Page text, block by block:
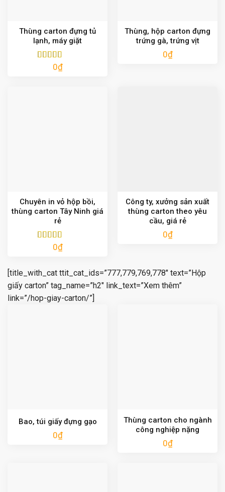
Thùng carton đựng tủ
lạnh, máy giặt
Được xếp
0₫
Thùng, hộp carton đựng
trứng gà, trứng vịt
0₫
Chuyên in vỏ hộp bồi,
thùng carton Tây Ninh giá
rẻ
Được xếp
0₫
Công ty, xưởng sản xuất
thùng carton theo yêu
cầu, giá rẻ
0₫
[title_with_cat ttit_cat_ids=”777,779,769,778″ text=”Hộp
giấy carton” tag_name=”h2″ link_text=”Xem thêm”
link=”/hop-giay-carton/”]
Bao, túi giấy đựng gạo
0₫
Thùng carton cho ngành
công nghiệp nặng
0₫